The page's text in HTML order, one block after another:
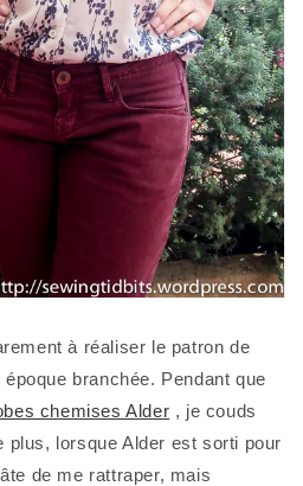
à réaliser le patron de
branchée. Pendant que
chemises Alder , je couds
plus, lorsque Alder est sorti pour
de me rattraper, mais